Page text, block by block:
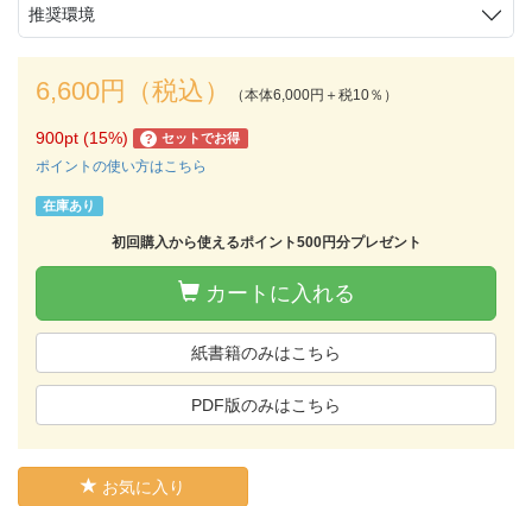
推奨環境
6,600円（税込） （本体6,000円＋税10％）
900pt (15%) ? セットでお得
ポイントの使い方はこちら
在庫あり
初回購入から使えるポイント500円分プレゼント
カートに入れる
紙書籍のみはこちら
PDF版のみはこちら
お気に入り